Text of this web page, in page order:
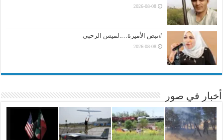
2026-08-08
#نبض الأميرة….لميس الرحبي
2026-08-08
أخبار في صور